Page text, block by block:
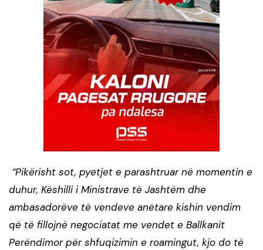
“Pikërisht sot, pyetjet e parashtruar në momentin e
duhur, Këshilli i Ministrave të Jashtëm dhe
ambasadorëve të vendeve anëtare kishin vendim
që të fillojnë negociatat me vendet e Ballkanit
Perëndimor për shfuqizimin e roamingut, kjo do të